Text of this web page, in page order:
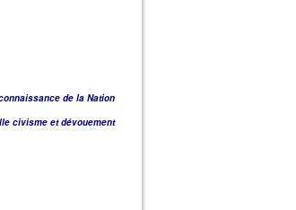
de la Nation
civisme et dévouement